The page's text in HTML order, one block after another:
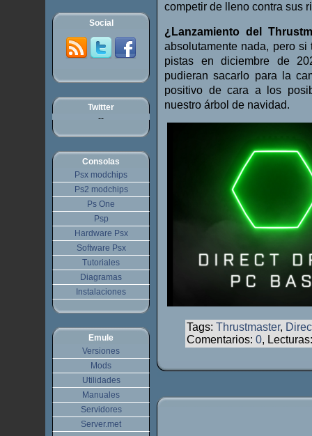
competir de lleno contra sus
¿Lanzamiento del
absolutamente nada, pero
pistas en diciembre de
pudieran sacarlo para la
positivo de cara a los
nuestro árbol de navidad.
Tags: Thrustmaster,
Comentarios: 0,
Social
Twitter
--
Consolas
Psx modchips
Ps2 modchips
Ps One
Psp
Hardware Psx
Software Psx
Tutoriales
Diagramas
Instalaciones
Emule
Versiones
Mods
Utilidades
Manuales
Servidores
Server.met